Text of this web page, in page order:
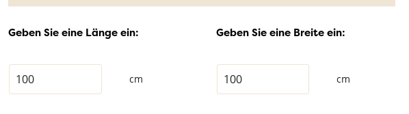
Geben Sie eine Länge ein:
cm
Geben Sie eine Breite ein:
cm